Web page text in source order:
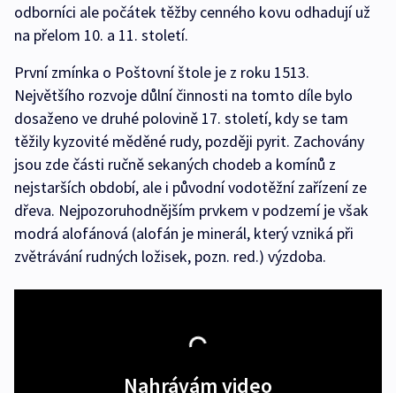
odborníci ale počátek těžby cenného kovu odhadují už
na přelom 10. a 11. století.
První zmínka o Poštovní štole je z roku 1513.
Největšího rozvoje důlní činnosti na tomto díle bylo
dosaženo ve druhé polovině 17. století, kdy se tam
těžily kyzovité měděné rudy, později pyrit. Zachovány
jsou zde části ručně sekaných chodeb a komínů z
nejstarších období, ale i původní vodotěžní zařízení ze
dřeva. Nejpozoruhodnějším prvkem v podzemí je však
modrá alofánová (alofán je minerál, který vzniká při
zvětrávání rudných ložisek, pozn. red.) výzdoba.
Nahrávám video